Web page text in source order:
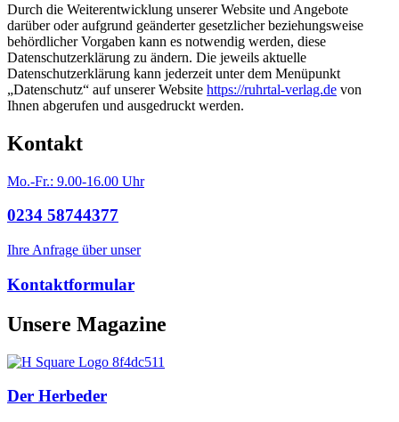
Durch die Weiterentwicklung unserer Website und Angebote
darüber oder aufgrund geänderter gesetzlicher beziehungsweise
behördlicher Vorgaben kann es notwendig werden, diese
Datenschutzerklärung zu ändern. Die jeweils aktuelle
Datenschutzerklärung kann jederzeit unter dem Menüpunkt
„Datenschutz“ auf unserer Website https://ruhrtal-verlag.de von
Ihnen abgerufen und ausgedruckt werden.
Kontakt
Mo.-Fr.: 9.00-16.00 Uhr
0234 58744377
Ihre Anfrage über unser
Kontaktformular
Unsere Magazine
Der Herbeder